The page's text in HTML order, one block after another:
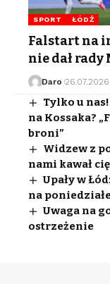
SPORT ŁÓDŹ
Falstart na
nie dał
Daro 26.07.2026
Tylko u
na Kossaka?
broni”
Widzew z
nami kawał
Upały w
na
Uwaga na
ostrzeżenie